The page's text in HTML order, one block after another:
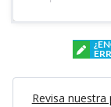
Revisa